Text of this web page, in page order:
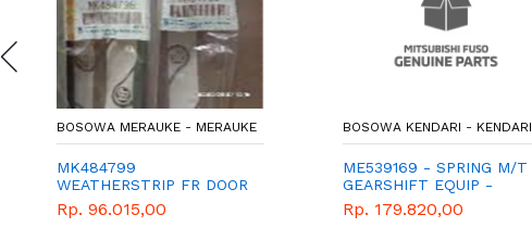
BOSOWA MERAUKE - MERAUKE
MK484799
WEATHERSTRIP FR DOOR
BELT INR RH
Rp. 96.015,00
BOSOWA KENDARI - KENDARI
ME539169 - SPRING M/T
GEARSHIFT EQUIP -
MITSUBISHI - GENUINE
Rp. 179.820,00